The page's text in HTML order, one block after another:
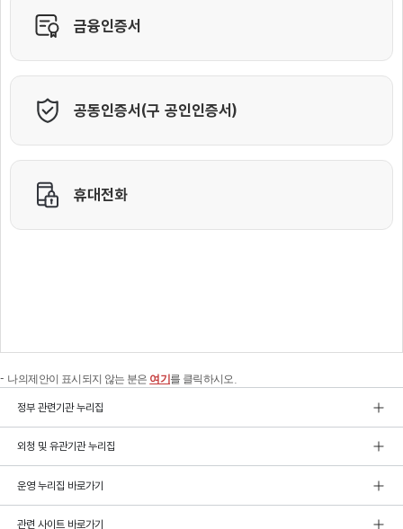
나의제안이 표시되지 않는 분은 여기 를 클릭하시오.
정부 관련기관 누리집
외청 및 유관기관 누리집
운영 누리집 바로가기
관련 사이트 바로가기